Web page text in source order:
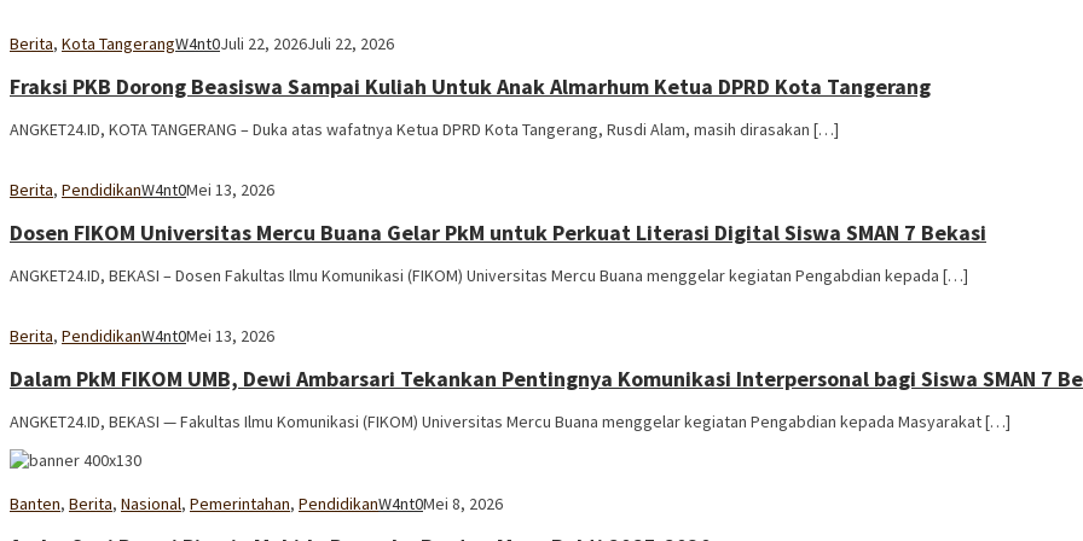
Berita, Kota TangerangW4nt0Juli 22, 2026Juli 22, 2026
Fraksi PKB Dorong Beasiswa Sampai Kuliah Untuk Anak Almarhum Ketua DPRD Kota Tangerang
ANGKET24.ID, KOTA TANGERANG – Duka atas wafatnya Ketua DPRD Kota Tangerang, Rusdi Alam, masih dirasakan […]
Berita, PendidikanW4nt0Mei 13, 2026
Dosen FIKOM Universitas Mercu Buana Gelar PkM untuk Perkuat Literasi Digital Siswa SMAN 7 Bekasi
ANGKET24.ID, BEKASI – Dosen Fakultas Ilmu Komunikasi (FIKOM) Universitas Mercu Buana menggelar kegiatan Pengabdian kepada […]
Berita, PendidikanW4nt0Mei 13, 2026
Dalam PkM FIKOM UMB, Dewi Ambarsari Tekankan Pentingnya Komunikasi Interpersonal bagi Siswa SMAN 7
ANGKET24.ID, BEKASI — Fakultas Ilmu Komunikasi (FIKOM) Universitas Mercu Buana menggelar kegiatan Pengabdian kepada Masyarakat […]
Banten, Berita, Nasional, Pemerintahan, PendidikanW4nt0Mei 8, 2026